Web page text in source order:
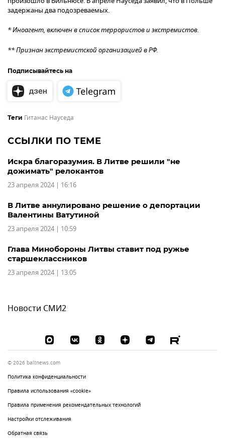
задержаны два подозреваемых.
* Иноагент, включен в список террористов и экстремистов.
** Признан экстремистской организацией в РФ.
Подписывайтесь на
Теги Гитанас Науседа
ССЫЛКИ ПО ТЕМЕ
Искра благоразумия. В Литве решили "не
дожимать" релокантов
23 апреля 2024 | 16:16
В Литве аннулировано решение о депортации
Валентины Ватутиной
23 апреля 2024 | 10:59
Глава Минобороны Литвы ставит под ружье
старшеклассников
23 апреля 2024 | 13:05
Новости СМИ2
© 2026 baltnews.com
Политика конфиденциальности
Правила использования «cookie»
Правила применения рекомендательных технологий
Настройки отслеживания
Обратная связь